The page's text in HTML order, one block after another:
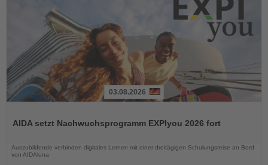
die
03.08.2026
AIDA setzt Nachwuchsprogramm EXPIyou 2026 fort
Auszubildende verbinden digitales Lernen mit einer dreitägigen Schulungsreise an Bord
von AIDAluna